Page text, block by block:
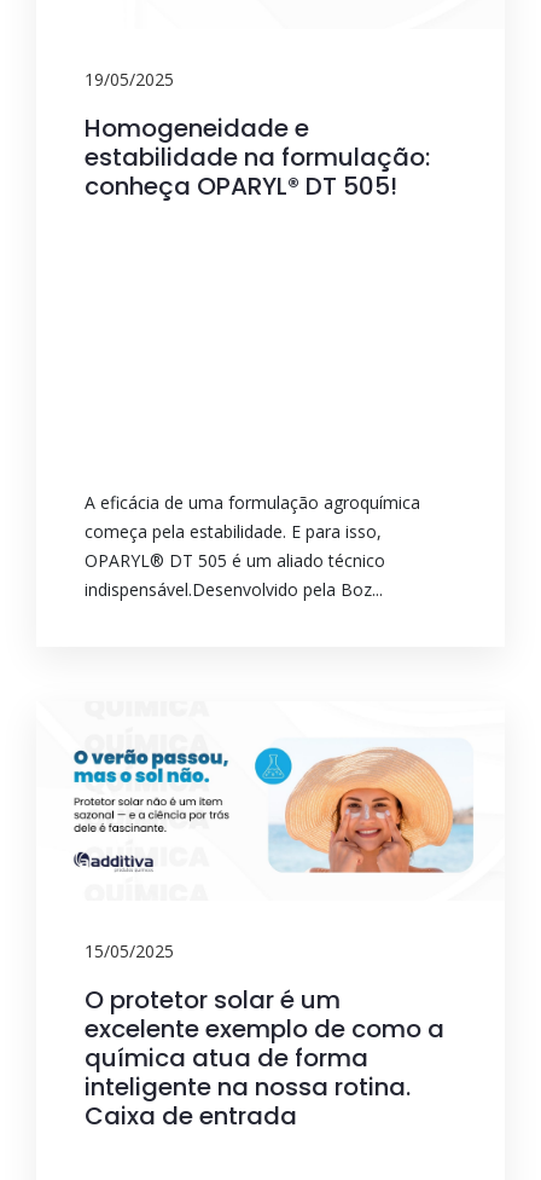
19/05/2025
Homogeneidade e
estabilidade na formulação:
conheça OPARYL® DT 505!
A eficácia de uma formulação agroquímica
começa pela estabilidade. E para isso,
OPARYL® DT 505 é um aliado técnico
indispensável.Desenvolvido pela Boz...
15/05/2025
O protetor solar é um
excelente exemplo de como a
química atua de forma
inteligente na nossa rotina.
Caixa de entrada